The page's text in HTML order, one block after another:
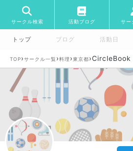
サークル検索 活動ブログ サー
トップ ブログ 活動日
TOP›サークル一覧 ›料理 ›東京都›CircleBook